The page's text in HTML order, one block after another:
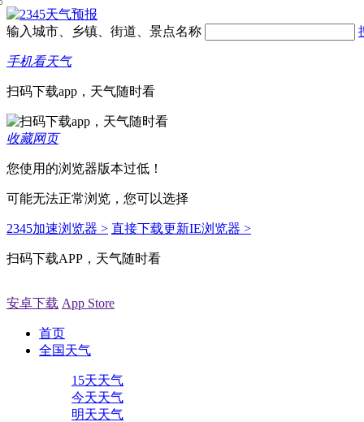
输入城市、乡镇、街道、景点名称
手机看天气
扫码下载app，天气随时看
收藏网页
您使用的浏览器版本过低！
可能无法正常浏览，您可以选择
2345加速浏览器 > 直接下载更新IE浏览器 >
扫码下载APP，天气随时看
安卓下载 App Store
首页
全国天气
15天天气
今天天气
明天天气